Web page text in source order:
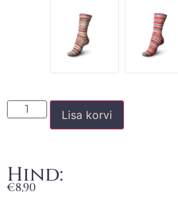
Lisa korvi
Hind:
€8,90